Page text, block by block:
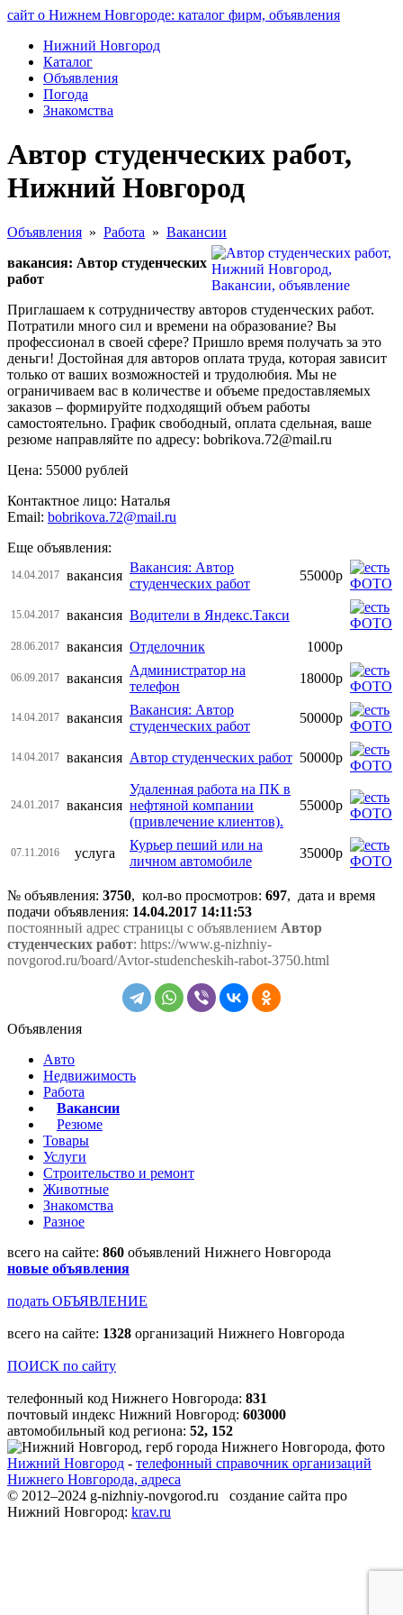
сайт о Нижнем Новгороде: каталог фирм, объявления
Нижний Новгород
Каталог
Объявления
Погода
Знакомства
Автор студенческих работ,
Нижний Новгород
Объявления » Работа » Вакансии
вакансия: Автор студенческих
работ
Приглашаем к сотрудничеству авторов студенческих работ.
Потратили много сил и времени на образование? Вы
профессионал в своей сфере? Пришло время получать за это
деньги! Достойная для авторов оплата труда, которая зависит
только от ваших возможностей и трудолюбия. Мы не
ограничиваем вас в количестве и объеме предоставляемых
заказов – формируйте подходящий объем работы
самостоятельно. График свободный, оплата сдельная, ваше
резюме направляйте по адресу: bobrikova.72@mail.ru
Цена: 55000 рублей
Контактное лицо: Наталья
Email: bobrikova.72@mail.ru
Еще объявления:
14.04.2017 вакансия
Вакансия: Автор
студенческих работ
55000р
15.04.2017 вакансия Водители в Яндекс.Такси
28.06.2017 вакансия Отделочник 1000р
06.09.2017 вакансия
Администратор на
телефон
18000р
14.04.2017 вакансия
Вакансия: Автор
студенческих работ
50000р
14.04.2017 вакансия Автор студенческих работ 50000р
24.01.2017 вакансия
Удаленная работа на ПК в
нефтяной компании
(привлечение клиентов).
55000р
07.11.2016 услуга
Курьер пеший или на
личном автомобиле
35000р
№ объявления: 3750, кол-во просмотров: 697, дата и время
подачи объявления: 14.04.2017 14:11:53
постоянный адрес страницы с объявлением Автор
студенческих работ: https://www.g-nizhniy-
novgorod.ru/board/Avtor-studencheskih-rabot-3750.html
Объявления
Авто
Недвижимость
Работа
Вакансии
Резюме
Товары
Услуги
Строительство и ремонт
Животные
Знакомства
Разное
всего на сайте: 860 объявлений Нижнего Новгорода
новые объявления
подать ОБЪЯВЛЕНИЕ
всего на сайте: 1328 организаций Нижнего Новгорода
ПОИСК по сайту
телефонный код Нижнего Новгорода: 831
почтовый индекс Нижний Новгород: 603000
автомобильный код региона: 52, 152
Нижний Новгород - телефонный справочник организаций
Нижнего Новгорода, адреса
© 2012–2024 g-nizhniy-novgorod.ru создание сайта про
Нижний Новгород: krav.ru